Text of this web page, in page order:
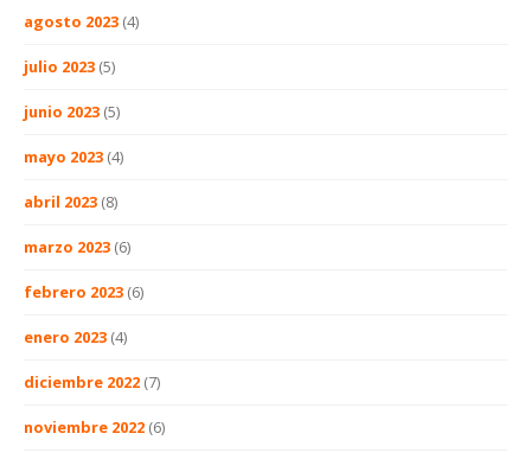
agosto 2023 (4)
julio 2023 (5)
junio 2023 (5)
mayo 2023 (4)
abril 2023 (8)
marzo 2023 (6)
febrero 2023 (6)
enero 2023 (4)
diciembre 2022 (7)
noviembre 2022 (6)